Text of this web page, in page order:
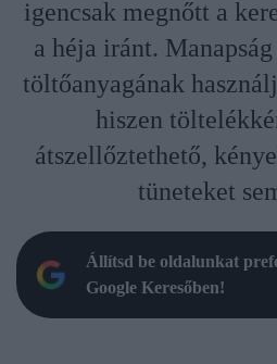
igencsak megnőtt a
a héja iránt.
töltőanyagának
hiszen
átszellőztethető,
tüneteket
Állítsd be oldalunkat
Google Keresőben!